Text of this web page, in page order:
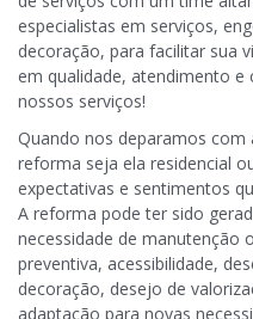
especialistas em serviços,
decoração, para facilitar sua
em qualidade, atendimento
nossos serviços!
Quando nos deparamos com
reforma seja ela residencial
expectativas e sentimentos
A reforma pode ter sido
necessidade de manutenção
preventiva, acessibilidade,
decoração, desejo de
adaptação para novas